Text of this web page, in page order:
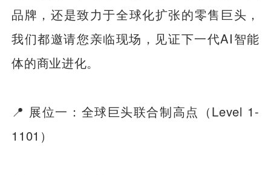
品牌，还是致力于全球化扩张的零售巨头，
我们都邀请您亲临现场，见证下一代AI智能
体的商业进化。
📍 展位一：全球巨头联合制高点（Level 1-
1101）